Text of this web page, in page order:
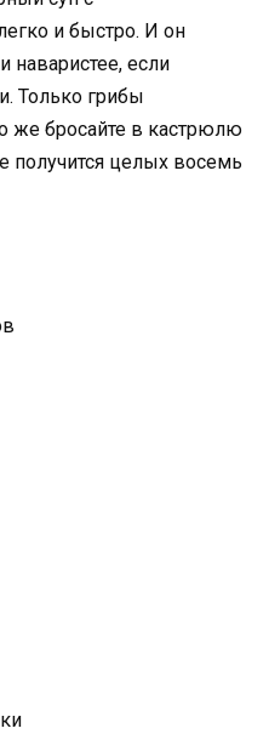
и быстро. И он
наваристее, если
Только грибы
же бросайте в кастрюлю
получится целых восемь